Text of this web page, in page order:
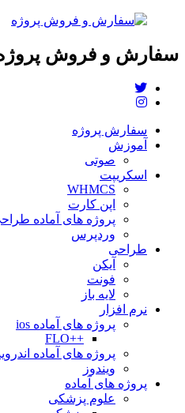
سفارش و فروش
سفارش پروژه
آموزش
صوتی
اسکریپت
WHMCS
اپن کارت
پروژه های آماده
وردپرس
طراحی
آیکن
فونت
لایه باز
نرم افزار
پروژه های آماده ios
++FLO
پروژه های آماده
ویندوز
پروژه های آماده
علوم پزشکی